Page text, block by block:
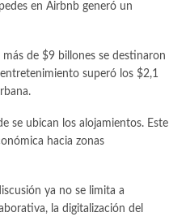
en Airbnb generó un
de $9 billones se destinaron
superó los $2,1
se ubican los alojamientos. Este
hacia zonas
ya no se limita a
la digitalización del